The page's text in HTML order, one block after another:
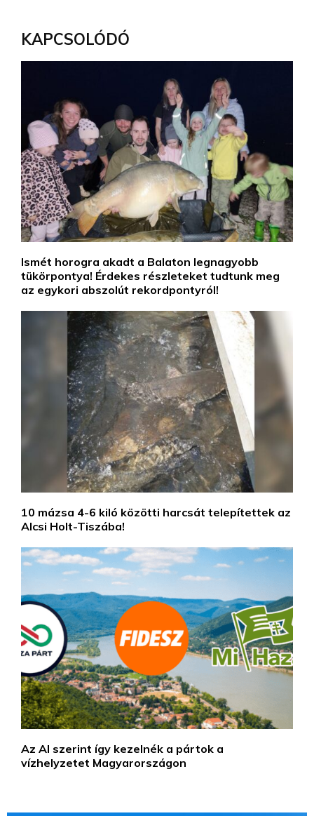
KAPCSOLÓDÓ
Ismét horogra akadt a Balaton legnagyobb
tükörpontya! Érdekes részleteket tudtunk meg
az egykori abszolút rekordpontyról!
10 mázsa 4-6 kiló közötti harcsát telepítettek az
Alcsi Holt-Tiszába!
Az AI szerint így kezelnék a pártok a
vízhelyzetet Magyarországon